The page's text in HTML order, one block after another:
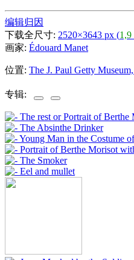
编辑归因
下载全尺寸: 2520×3643 px (
画家: Édouard Manet
位置: The J. Paul Getty
专辑: